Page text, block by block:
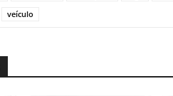
veículo